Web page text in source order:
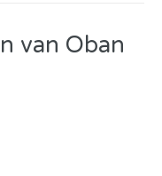
van Oban